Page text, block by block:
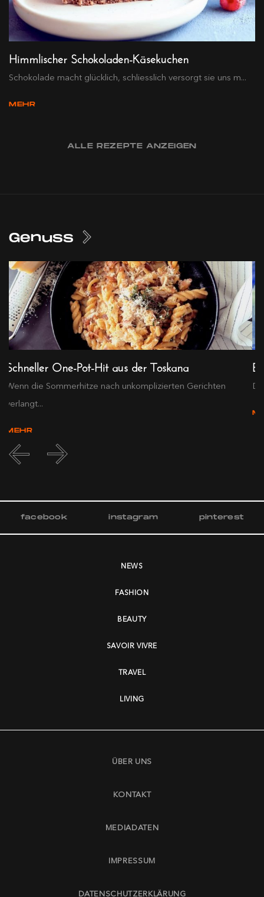
Himmlischer Schokoladen-Käsekuchen
Schokolade macht glücklich, schliesslich versorgt sie uns m...
MEHR
ALLE REZEPTE ANZEIGEN
Genuss
Schneller One-Pot-Hit aus der Toskana
Wenn die Sommerhitze nach unkomplizierten Gerichten
verlangt...
MEHR
facebook instagram pinterest
NEWS
FASHION
BEAUTY
SAVOIR VIVRE
TRAVEL
LIVING
ÜBER UNS
KONTAKT
MEDIADATEN
IMPRESSUM
DATENSCHUTZERKLÄRUNG